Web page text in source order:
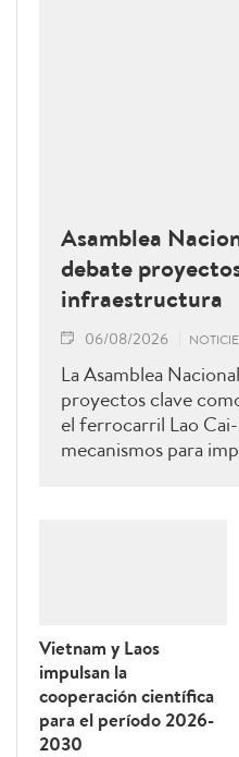
Asamblea
debate
infraestructura
06/08/2026
La Asamblea
proyectos clave
el ferrocarril Lao
mecanismos para
Vietnam y Laos
impulsan la
cooperación científica
para el período 2026-
2030